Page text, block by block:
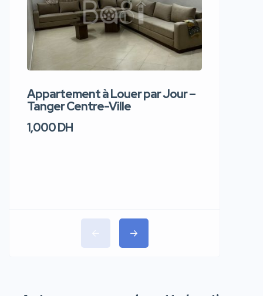
Appartement à Louer par Jour –
Tanger Centre-Ville
1,000 DH